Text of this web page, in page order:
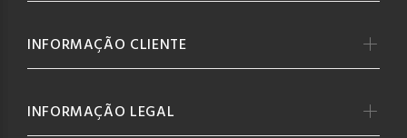
INFORMAÇÃO CLIENTE
INFORMAÇÃO LEGAL